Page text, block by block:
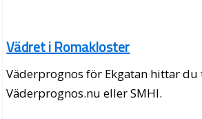
Vädret i Romakloster
Väderprognos för Ekgatan hittar du
Väderprognos.nu eller SMHI.